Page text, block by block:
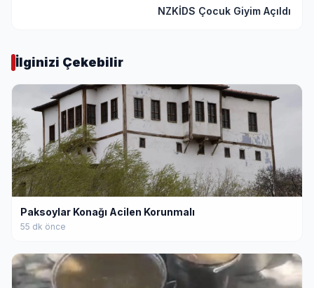
NZKİDS Çocuk Giyim Açıldı
İlginizi Çekebilir
Paksoylar Konağı Acilen Korunmalı
55 dk önce